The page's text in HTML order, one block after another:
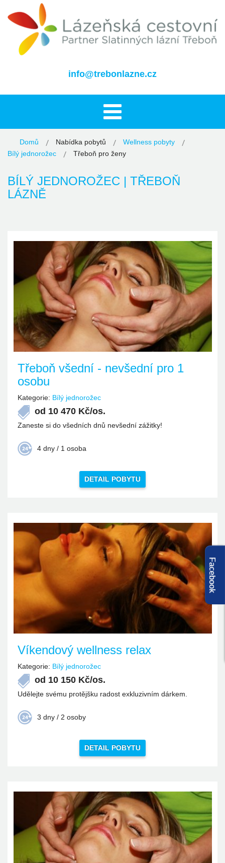
info@trebonlazne.cz
Domů Nabídka pobytů
Wellness pobyty
Bílý jednorožec
Třeboň pro ženy
BÍLÝ JEDNOROŽEC | TŘEBOŇ
LÁZNĚ
Třeboň všední - nevšední pro 1
osobu
Kategorie: Bílý jednorožec
od 10 470 Kč/os.
Zaneste si do všedních dnů nevšední zážitky!
4 dny / 1 osoba
DETAIL POBYTU
Víkendový wellness relax
Kategorie: Bílý jednorožec
od 10 150 Kč/os.
Udělejte svému protějšku radost exkluzivním dárkem.
3 dny / 2 osoby
DETAIL POBYTU
Facebook